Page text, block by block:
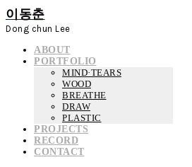
이동춘
Dong chun Lee
ABOUT
PORTFOLIO
MIND·TEARS
WOOD
BREATHE
DRAW
PLASTIC
PROJECTS
RECORD
CONTACT